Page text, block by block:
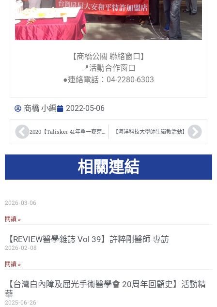
【商橋公關 聯絡窗口】
📍活動合作窗口
●連絡電話：04-2280-6303
商橋 小編 2022-05-06
2020【Talisker 41年單一麥芽品酒會】 【海洋科技大學師生衛教活動】
相關連結
2026-03-06
閱讀 »
【REVIEW醫學雜誌 Vol 39】許粹剛醫師 專訪
2026-02-08
閱讀 »
【台灣白內障及屈光手術醫學會 20周年回顧史】活動精
華
2025-06-26